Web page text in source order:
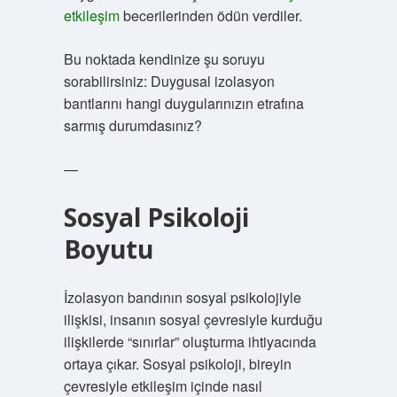
etkileşimbecerilerinden ödün verdiler.
Bu noktada kendinize şu soruyu
sorabilirsiniz: Duygusal izolasyon
bantlarını hangi duygularınızın etrafına
sarmış durumdasınız?
—
Sosyal Psikoloji
Boyutu
İzolasyon bandının sosyal psikolojiyle
ilişkisi, insanın sosyal çevresiyle kurduğu
ilişkilerde “sınırlar” oluşturma ihtiyacında
ortaya çıkar. Sosyal psikoloji, bireyin
çevresiyle etkileşim içinde nasıl